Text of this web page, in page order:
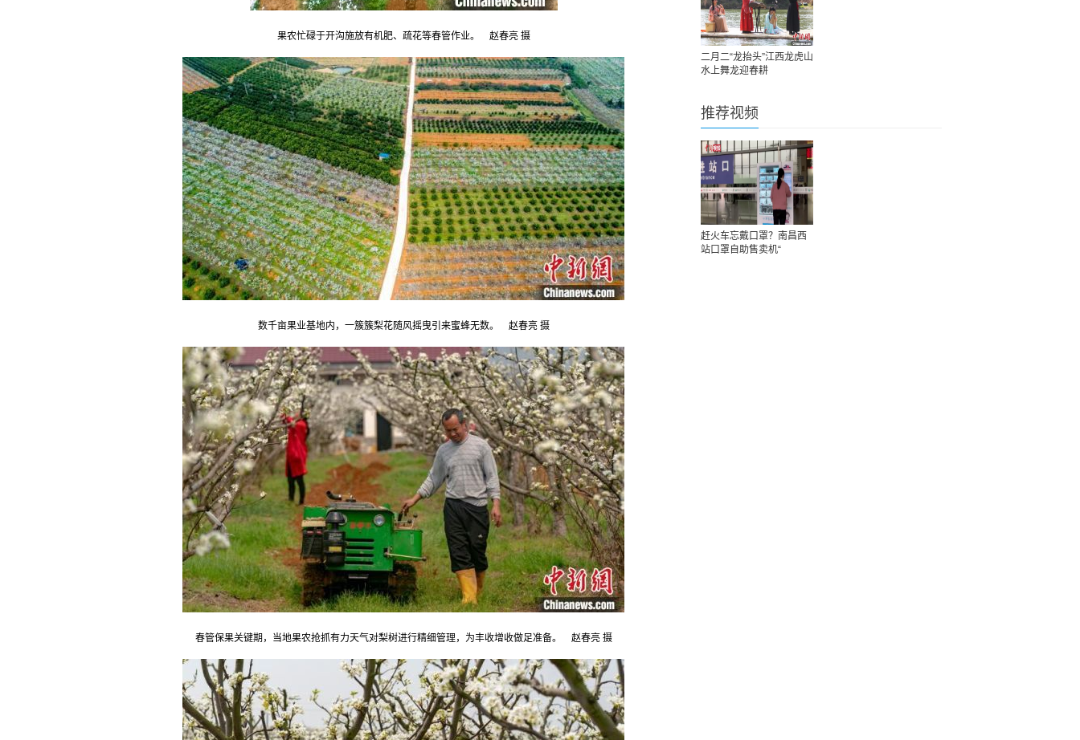
果农忙碌于开沟施放有机肥、疏花等春管作业。 赵春亮 摄
数千亩果业基地内，一簇簇梨花随风摇曳引来蜜蜂无数。 赵春亮 摄
春管保果关键期，当地果农抢抓有力天气对梨树进行精细管理，为丰收增收做足准备。 赵春亮 摄
二月二“龙抬头”江西龙虎山
水上舞龙迎春耕
推荐视频
赶火车忘戴口罩？南昌西
站口罩自助售卖机“